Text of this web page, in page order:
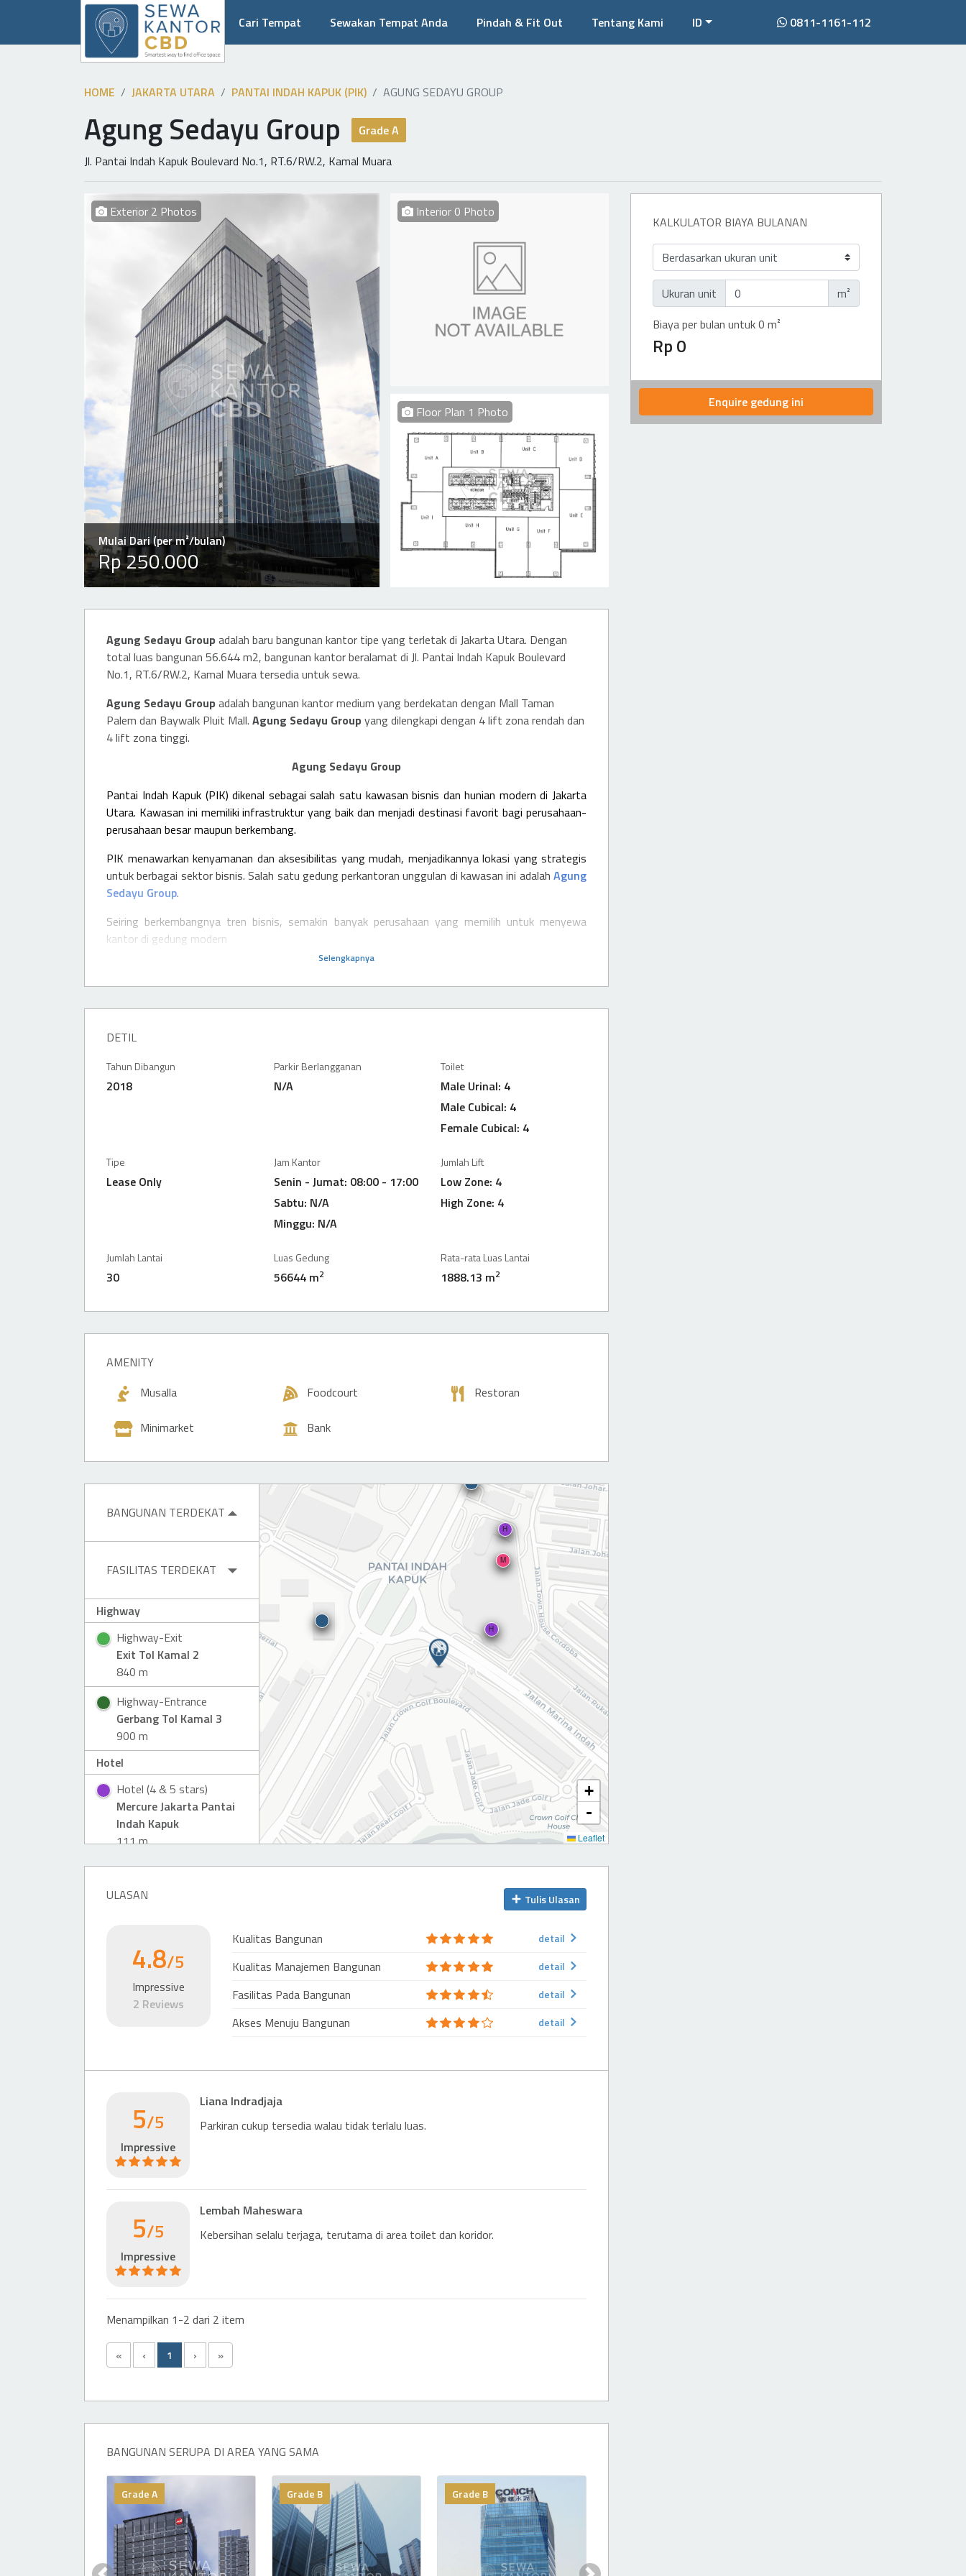
Cari Tempat Sewakan Tempat Anda Pindah & Fit Out Tentang Kami ID 0811-1161-112
HOME JAKARTA UTARA PANTAI INDAH KAPUK (PIK) AGUNG SEDAYU GROUP
Agung Sedayu Group
Grade A
Jl. Pantai Indah Kapuk Boulevard No.1, RT.6/RW.2, Kamal Muara
Exterior 2 Photos
Mulai Dari (per m²/bulan)
Rp 250.000
Interior 0 Photo
Floor Plan 1 Photo
Agung Sedayu Groupadalah baru bangunan kantor tipe yang terletak di Jakarta Utara. Dengan
total luas bangunan 56.644 m2, bangunan kantor beralamat di Jl. Pantai Indah Kapuk Boulevard
No.1, RT.6/RW.2, Kamal Muara tersedia untuk sewa.
Agung Sedayu Groupadalah bangunan kantor medium yang berdekatan dengan Mall Taman
Palem dan Baywalk Pluit Mall. Agung Sedayu Groupyang dilengkapi dengan 4 lift zona rendah dan
4 lift zona tinggi.
Agung Sedayu Group
Pantai Indah Kapuk (PIK) dikenal sebagai salah satu kawasan bisnis dan hunian modern di Jakarta
Utara. Kawasan ini memiliki infrastruktur yang baik dan menjadi destinasi favorit bagi perusahaan-
perusahaan besar maupun berkembang.
PIK menawarkan kenyamanan dan aksesibilitas yang mudah, menjadikannya lokasi yang strategis
untuk berbagai sektor bisnis. Salah satu gedung perkantoran unggulan di kawasan ini adalah Agung
Sedayu Group.
Seiring berkembangnya tren bisnis, semakin banyak perusahaan yang memilih untuk menyewa
kantor di gedung modern
Selengkapnya
DETIL
Tahun Dibangun
2018
Parkir Berlangganan
N/A
Toilet
Male Urinal: 4
Male Cubical: 4
Female Cubical: 4
Tipe
Lease Only
Jam Kantor
Senin - Jumat: 08:00 - 17:00
Sabtu: N/A
Minggu: N/A
Jumlah Lift
Low Zone: 4
High Zone: 4
Jumlah Lantai
30
Luas Gedung
56644 m2
Rata-rata Luas Lantai
1888.13 m2
AMENITY
Musalla
Foodcourt Restoran
Minimarket Bank
BANGUNAN TERDEKAT
FASILITAS TERDEKAT
Highway
Highway-Exit
Exit Tol Kamal 2
840 m
Highway-Entrance
Gerbang Tol Kamal 3
900 m
Hotel
Hotel (4 & 5 stars)
Mercure Jakarta Pantai
Indah Kapuk
111 m
Hotel (4 & 5 stars)
Swissotel Jakarta PIK
Avenue
PIK Avenue Mall
205 m
H
H
M
+
-
Leaflet
ULASAN Tulis Ulasan
4.8/5
Impressive
2 Reviews
Kualitas Bangunan detail
Kualitas Manajemen Bangunan detail
Fasilitas Pada Bangunan detail
Akses Menuju Bangunan detail
5/5
Impressive
Liana Indradjaja
Parkiran cukup tersedia walau tidak terlalu luas.
5/5
Impressive
Lembah Maheswara
Kebersihan selalu terjaga, terutama di area toilet dan koridor.
Menampilkan 1-2 dari 2 item
« ‹ 1 › »
BANGUNAN SERUPA DI AREA YANG SAMA
Grade A Grade B Grade B
KALKULATOR BIAYA BULANAN
Ukuran unit
m²
Biaya per bulan untuk 0 m²
Rp 0
Enquire gedung ini